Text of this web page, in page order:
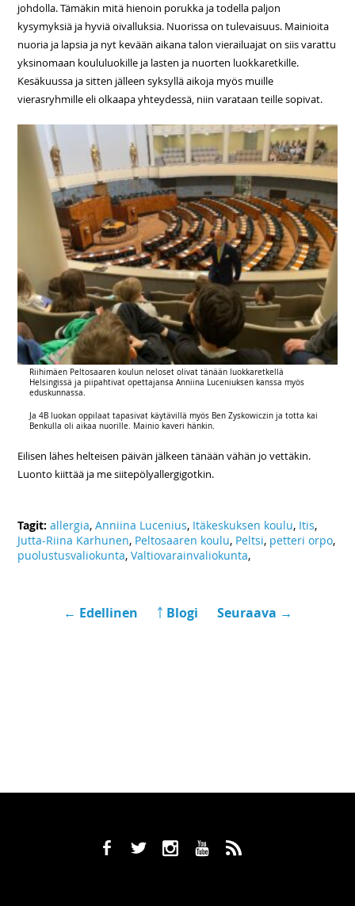
johdolla. Tämäkin mitä hienoin porukka ja todella paljon
kysymyksiä ja hyviä oivalluksia. Nuorissa on tulevaisuus. Mainioita
nuoria ja lapsia ja nyt kevään aikana talon vierailuajat on siis varattu
yksinomaan koululuokille ja lasten ja nuorten luokkaretkille.
Kesäkuussa ja sitten jälleen syksyllä aikoja myös muille
vierasryhmille eli olkaapa yhteydessä, niin varataan teille sopivat.
Riihimäen Peltosaaren koulun neloset olivat tänään luokkaretkellä
Helsingissä ja piipahtivat opettajansa Anniina Luceniuksen kanssa myös
eduskunnassa.
Ja 4B luokan oppilaat tapasivat käytävillä myös Ben Zyskowiczin ja totta kai
Benkulla oli aikaa nuorille. Mainio kaveri hänkin.
Eilisen lähes helteisen päivän jälkeen tänään vähän jo vettäkin.
Luonto kiittää ja me siitepölyallergigotkin.
Tagit:allergia,Anniina Lucenius, Itäkeskuksen koulu, Itis,
Jutta-Riina Karhunen, Peltosaaren koulu, Peltsi, petteri orpo,
puolustusvaliokunta,Valtiovarainvaliokunta,
← Edellinen ￪ Blogi Seuraava →
b a x r ,